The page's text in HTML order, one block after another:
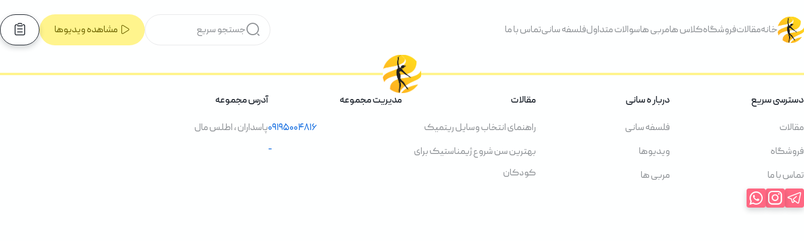
خانهمقالاتفروشگاهکلاس هامربی هاسوالات متداولفلسفه سانیتماس با ما مشاهده ویدیوها
دسترسی سریع
مقالات
فروشگاه
تماس با ما
دربار ه سانی
فلسفه سانی
ویدیوها
مربی ها
مقالات
راهنمای انتخاب وسایل ریتمیک
بهترین سن شروع ژیمناستیک برای
کودکان
مدیریت مجموعه
۰۹۱۹۵۰۰۴۸۱۶
-
آدرس مجموعه
پاسداران ، اطلس مال